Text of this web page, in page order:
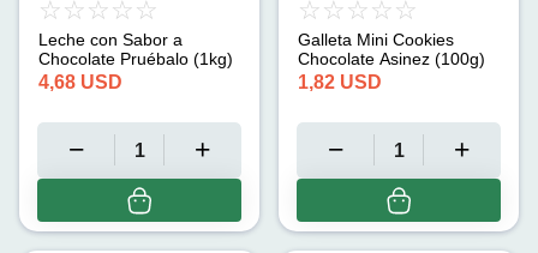
Leche con Sabor a
Chocolate Pruébalo (1kg)
4,68 USD
Galleta Mini Cookies
Chocolate Asinez (100g)
1,82 USD